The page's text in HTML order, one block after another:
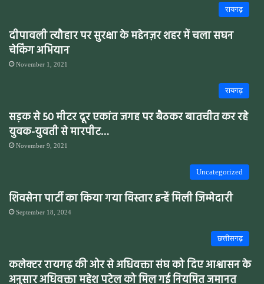
रायगढ़
दीपावली त्यौहार पर सुरक्षा के मद्देनज़र शहर में चला सघन
चेकिंग अभियान
November 1, 2021
रायगढ़
सड़क से 50 मीटर दूर एकांत जगह पर बैठकर बातचीत कर रहे
युवक-युवती से मारपीट…
November 9, 2021
Uncategorized
शिवसेना पार्टी का किया गया विस्तार इन्हें मिली जिम्मेदारी
September 18, 2024
छत्तीसगढ़
कलेक्टर रायगढ़ की ओर से अधिवक्ता संघ को दिए आश्वासन के
अनुसार अधिवक्ता महेश पटेल को मिल गई नियमित जमानत